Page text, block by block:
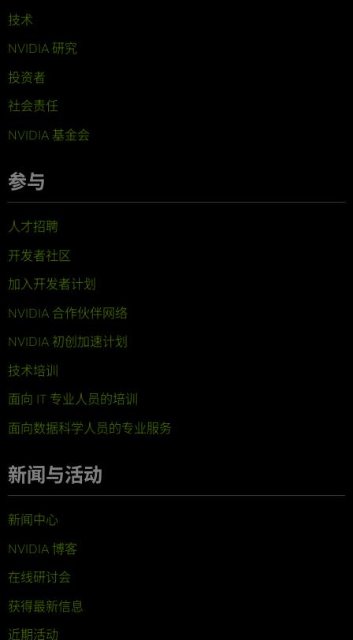
技术
NVIDIA 研究
投资者
社会责任
NVIDIA 基金会
参与
人才招聘
开发者社区
加入开发者计划
NVIDIA 合作伙伴网络
NVIDIA 初创加速计划
技术培训
面向 IT 专业人员的培训
面向数据科学人员的专业服务
新闻与活动
新闻中心
NVIDIA 博客
在线研讨会
获得最新信息
近期活动